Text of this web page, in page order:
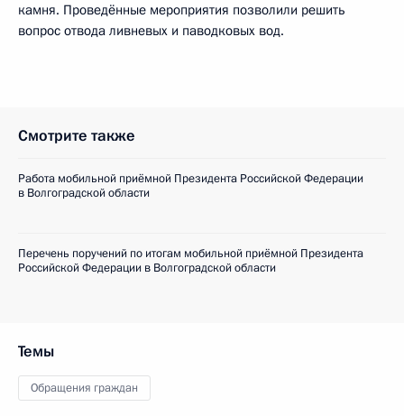
камня. Проведённые мероприятия позволили решить
вопрос отвода ливневых и паводковых вод.
Смотрите также
Работа мобильной приёмной Президента Российской Федерации
в Волгоградской области
Перечень поручений по итогам мобильной приёмной Президента
Российской Федерации в Волгоградской области
Темы
Обращения граждан